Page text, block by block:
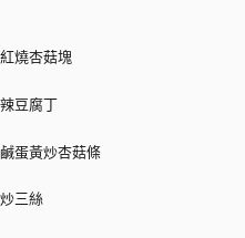
燒杏菇塊
豆腐丁
蛋黃炒杏菇條
三絲